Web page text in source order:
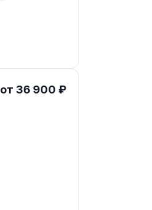
от 36 900 ₽